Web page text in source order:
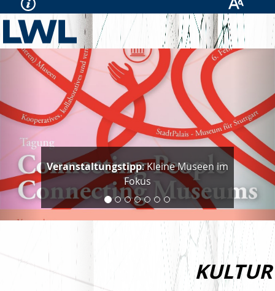
Veranstaltungstipp: Kleine Museen im
Fokus
Vorherige
KULTUR